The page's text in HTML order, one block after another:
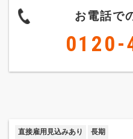
お電話で
0120-
直接雇用見込みあり 長期